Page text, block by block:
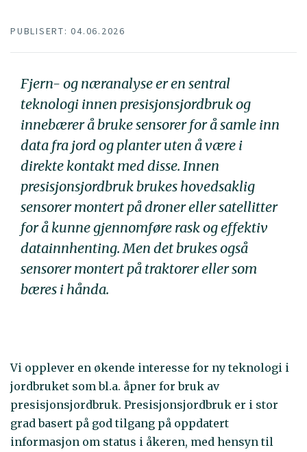
PUBLISERT: 04.06.2026
Fjern- og næranalyse er en sentral
teknologi innen presisjonsjordbruk og
innebærer å bruke sensorer for å samle inn
data fra jord og planter uten å være i
direkte kontakt med disse. Innen
presisjonsjordbruk brukes hovedsaklig
sensorer montert på droner eller satellitter
for å kunne gjennomføre rask og effektiv
datainnhenting. Men det brukes også
sensorer montert på traktorer eller som
bæres i hånda.
Vi opplever en økende interesse for ny teknologi i
jordbruket som bl.a. åpner for bruk av
presisjonsjordbruk. Presisjonsjordbruk er i stor
grad basert på god tilgang på oppdatert
informasjon om status i åkeren, med hensyn til